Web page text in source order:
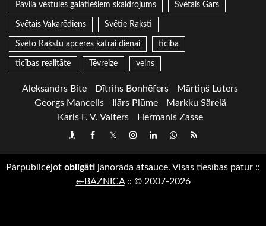
Pāvila vēstules galatiešiem skaidrojums Svētais Gars
Svētais Vakarēdiens Svētie Raksti
Svēto Rakstu apceres katrai dienai ticība
ticības realitāte Tēvreize velns
Aleksandrs Bite Dītrihs Bonhēfers
Mārtiņš Luters
Georgs Mancelis
Ilārs Plūme
Markku Särelä
Karls F. V. Valters
Hermanis Zasse
DraugiemFacebook
TwitterInstagram
LinkedInwhatsapp
RSS
Pārpublicējot obligāti jānorāda atsauce. Visas tiesības patur ::
e-BAZNICA:: © 2007-2026